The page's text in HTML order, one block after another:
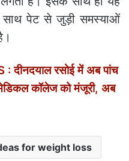
पेट से जुड़ी समस्याओं
: दीनदयाल रसोई में अब पांच
कॉलेज को मंजूरी, अब
for weight loss